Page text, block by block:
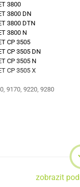
3800
3800 DN
3800 DTN
3800 N
CP 3505
CP 3505 DN
CP 3505 N
CP 3505 X
9170, 9220, 9280
zobrazit